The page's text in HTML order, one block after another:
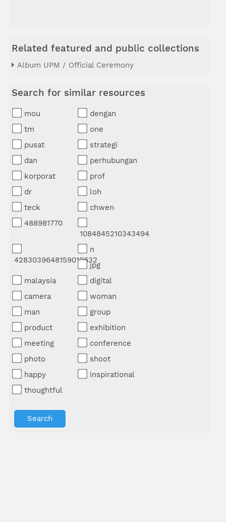
Related featured and public collections
Album UPM / Official Ceremony
Search for similar resources
mou
dengan
tm
one
pusat
strategi
dan
perhubungan
korporat
prof
dr
loh
teck
chwen
488981770
1084845210343494
4283039648159010632
n
jpg
malaysia
digital
camera
woman
man
group
product
exhibition
meeting
conference
photo
shoot
happy
inspirational
thoughtful